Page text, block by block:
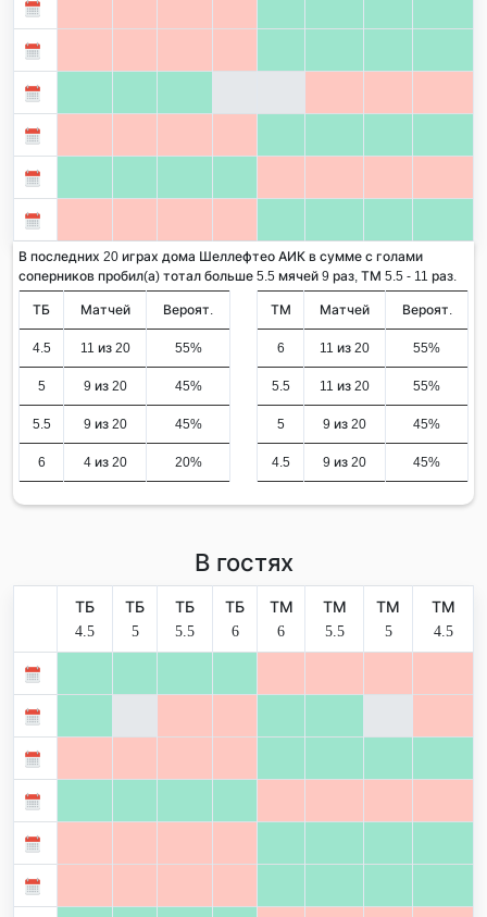
В последних 20 играх дома Шеллефтео АИК в сумме с голами
соперников пробил(а) тотал больше 5.5 мячей 9 раз, ТМ 5.5 - 11 раз.
ТБ Матчей Вероят.
4.5 11 из 20 55%
5 9 из 20 45%
5.5 9 из 20 45%
6 4 из 20 20%
ТМ Матчей Вероят.
6 11 из 20 55%
5.5 11 из 20 55%
5 9 из 20 45%
4.5 9 из 20 45%
В гостях
ТБ
4.5
ТБ
5
ТБ
5.5
ТБ
6
ТМ
6
ТМ
5.5
ТМ
5
ТМ
4.5